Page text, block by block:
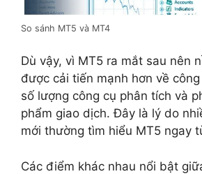
So sánh MT5 và MT4
Dù vậy, vì MT5 ra mắt sau nên
được cải tiến mạnh hơn về
số lượng công cụ phân tích và
phẩm giao dịch. Đây là lý do
mới thường tìm hiểu MT5 ngay
Các điểm khác nhau nổi bật